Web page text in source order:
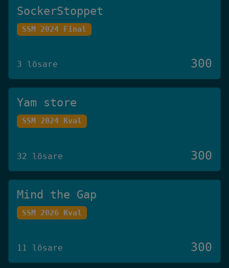
SockerStoppet
SSM 2024 Final
3 lösare 300
Yam store
SSM 2024 Kval
32 lösare 300
Mind the Gap
SSM 2026 Kval
11 lösare 300